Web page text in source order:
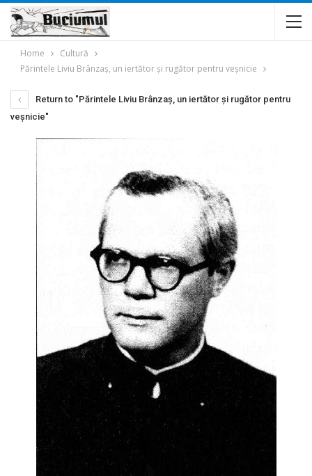
Home
Cultură
Părintele Liviu Brânzaș, un iertător și rugător pentru veșnicie
Return to "Părintele Liviu Brânzaș, un iertător și rugător pentru
veșnicie"